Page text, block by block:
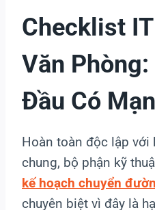
Checklist
Văn
Đầu Có
Hoàn toàn độc lập
chung, bộ phận kỹ
kế hoạch chuyển
chuyên biệt vì đây là